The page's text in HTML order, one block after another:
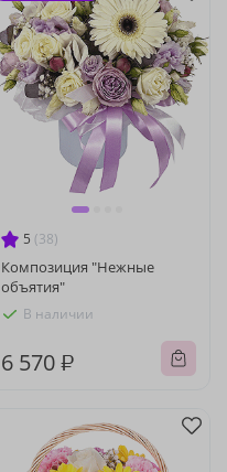
5 (38)
Композиция "Нежные
объятия"
В наличии
6 570 ₽